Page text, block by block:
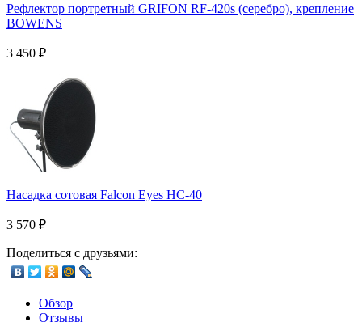
Рефлектор портретный GRIFON RF-420s (серебро), крепление
BOWENS
3 450 ₽
Насадка сотовая Falcon Eyes HC-40
3 570 ₽
Поделиться с друзьями:
Обзор
Отзывы